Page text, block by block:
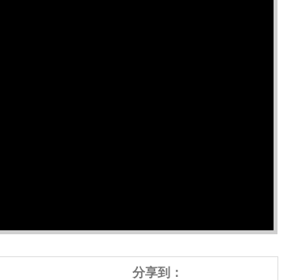
分享到：